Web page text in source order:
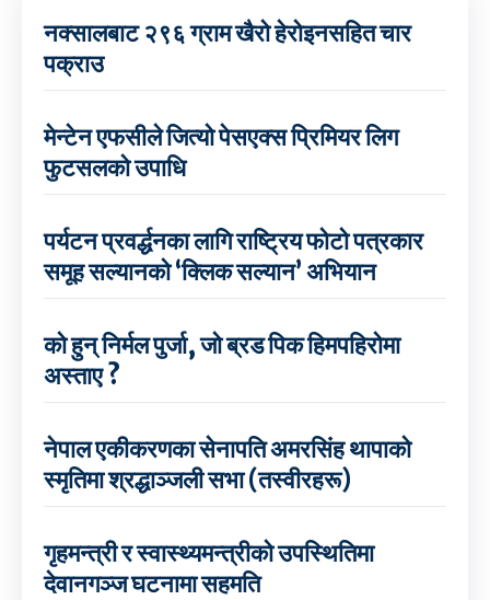
नक्सालबाट २९६ ग्राम खैरो हेरोइनसहित चार
पक्राउ
मेन्टेन एफसीले जित्यो पेसएक्स प्रिमियर लिग
फुटसलको उपाधि
पर्यटन प्रवर्द्धनका लागि राष्ट्रिय फोटो पत्रकार
समूह सल्यानको ‘क्लिक सल्यान’ अभियान
को हुन् निर्मल पुर्जा, जो ब्रड पिक हिमपहिरोमा
अस्ताए ?
नेपाल एकीकरणका सेनापति अमरसिंह थापाको
स्मृतिमा श्रद्धाञ्जली सभा (तस्वीरहरू)
गृहमन्त्री र स्वास्थ्यमन्त्रीको उपस्थितिमा
देवानगञ्ज घटनामा सहमति